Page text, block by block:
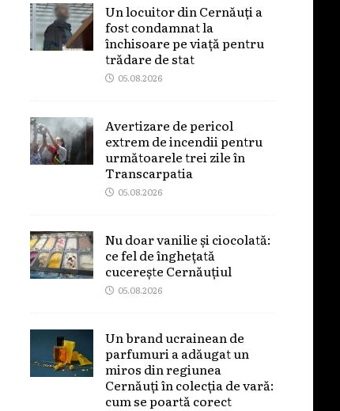
Un locuitor din Cernăuți a
fost condamnat la
închisoare pe viață pentru
trădare de stat
05.08.2026
Avertizare de pericol
extrem de incendii pentru
următoarele trei zile în
Transcarpatia
05.08.2026
Nu doar vanilie și ciocolată:
ce fel de înghețată
cucerește Cernăuțiul
05.08.2026
Un brand ucrainean de
parfumuri a adăugat un
miros din regiunea
Cernăuți în colecția de vară:
cum se poartă corect